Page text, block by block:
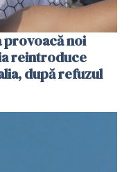
provoacă noi
reintroduce
după refuzul